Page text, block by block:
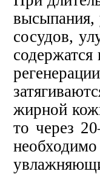
высыпания,
сосудов,
жирной
то через